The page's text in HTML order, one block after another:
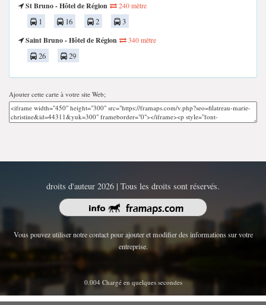
St Bruno - Hôtel de Région
240 mètre
1 16 2
3
Saint Bruno - Hôtel de Région
340 mètre
26 29
Ajouter cette carte à votre site Web;
droits d'auteur 2026 | Tous les droits sont réservés.
Vous pouvez utiliser notre contact pour ajouter et modifier des informations sur votre
entreprise.
0.004 Chargé en quelques secondes